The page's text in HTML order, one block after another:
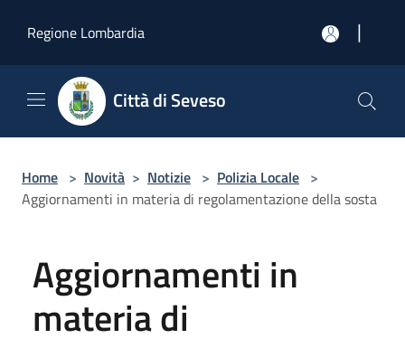
Regione Lombardia
|
Città di Seveso
Home > Novità > Notizie > Polizia Locale >
Aggiornamenti in materia di regolamentazione della sosta
Aggiornamenti in
materia di